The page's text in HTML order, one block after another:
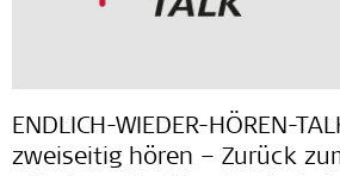
ENDLICH-WIEDER-HÖREN-
zweiseitig hören – Zurück